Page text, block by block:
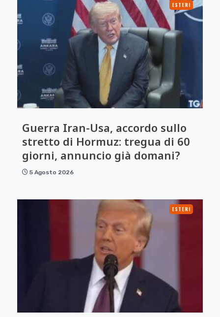
ESTERI
Guerra Iran-Usa, accordo sullo
stretto di Hormuz: tregua di 60
giorni, annuncio già domani?
5 Agosto 2026
ESTERI